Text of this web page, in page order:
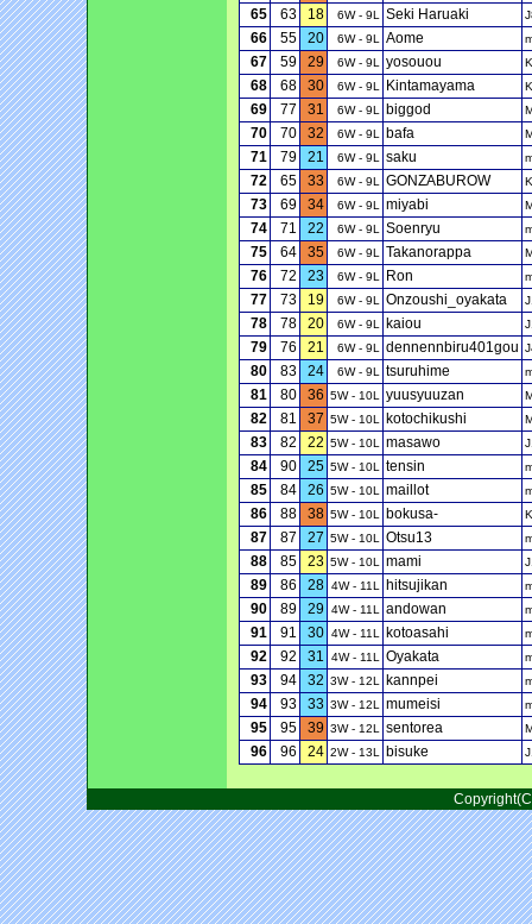
65 63 18 6W - 9L Seki Haruaki
66 55 20 6W - 9L Aome
67 59 29 6W - 9L yosouou
68 68 30 6W - 9L Kintamayama
69 77 31 6W - 9L biggod
70 70 32 6W - 9L bafa
71 79 21 6W - 9L saku
72 65 33 6W - 9L GONZABUROW
73 69 34 6W - 9L miyabi
74 71 22 6W - 9L Soenryu
75 64 35 6W - 9L Takanorappa
76 72 23 6W - 9L Ron
77 73 19 6W - 9L Onzoushi_oyakata
78 78 20 6W - 9L kaiou
79 76 21 6W - 9L dennennbiru401gou
80 83 24 6W - 9L tsuruhime
81 80 36 5W - 10L yuusyuuzan
82 81 37 5W - 10L kotochikushi
83 82 22 5W - 10L masawo
84 90 25 5W - 10L tensin
85 84 26 5W - 10L maillot
86 88 38 5W - 10L bokusa-
87 87 27 5W - 10L Otsu13
88 85 23 5W - 10L mami
89 86 28 4W - 11L hitsujikan
90 89 29 4W - 11L andowan
91 91 30 4W - 11L kotoasahi
92 92 31 4W - 11L Oyakata
93 94 32 3W - 12L kannpei
94 93 33 3W - 12L mumeisi
95 95 39 3W - 12L sentorea
96 96 24 2W - 13L bisuke